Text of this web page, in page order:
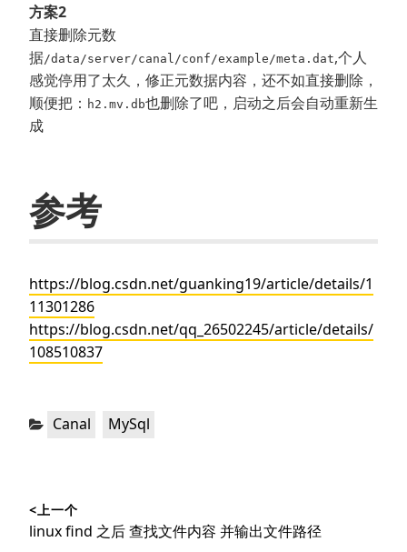
方案2
直接删除元数
据/data/server/canal/conf/example/meta.dat,个人
感觉停用了太久，修正元数据内容，还不如直接删除，
顺便把： h2.mv.db也删除了吧，启动之后会自动重新生
成
参考
https://blog.csdn.net/guanking19/article/details/1
11301286
https://blog.csdn.net/qq_26502245/article/details/
108510837
分
Canal ，MySql
章
<上一个
上
linux find 之后 查找文件内容 并输出文件路径